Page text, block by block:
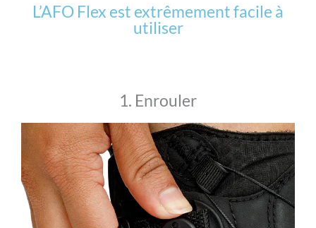
L’AFO Flex est extrêmement facile à
utiliser
1. Enrouler